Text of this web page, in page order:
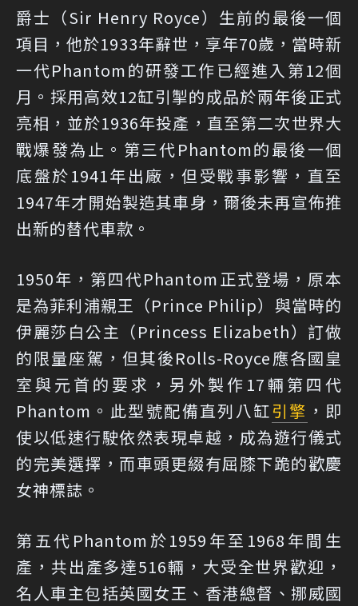
爵士（Sir Henry Royce）生前的最後一個
項目，他於1933年辭世，享年70歲，當時新
一代Phantom的研發工作已經進入第12個
月。採用高效12缸引掣的成品於兩年後正式
亮相，並於1936年投產，直至第二次世界大
戰爆發為止。第三代Phantom的最後一個
底盤於1941年出廠，但受戰事影響，直至
1947年才開始製造其車身，爾後未再宣佈推
出新的替代車款。
1950年，第四代Phantom正式登場，原本
是為菲利浦親王（Prince Philip）與當時的
伊麗莎白公主（Princess Elizabeth）訂做
的限量座駕，但其後Rolls-Royce應各國皇
室與元首的要求，另外製作17輛第四代
Phantom。此型號配備直列八缸引擎 ，即
使以低速行駛依然表現卓越，成為遊行儀式
的完美選擇，而車頭更綴有屈膝下跪的歡慶
女神標誌。
第五代Phantom於1959年至1968年間生
產，共出產多達516輛，大受全世界歡迎，
名人車主包括英國女王、香港總督、挪威國